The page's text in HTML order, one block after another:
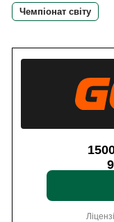
Чемпіонат світу